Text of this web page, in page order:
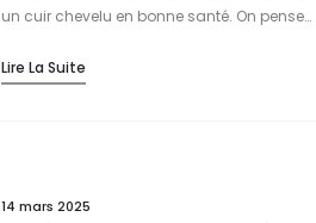
un cuir chevelu en bonne santé. On pense…
Lire La Suite
14 mars 2025